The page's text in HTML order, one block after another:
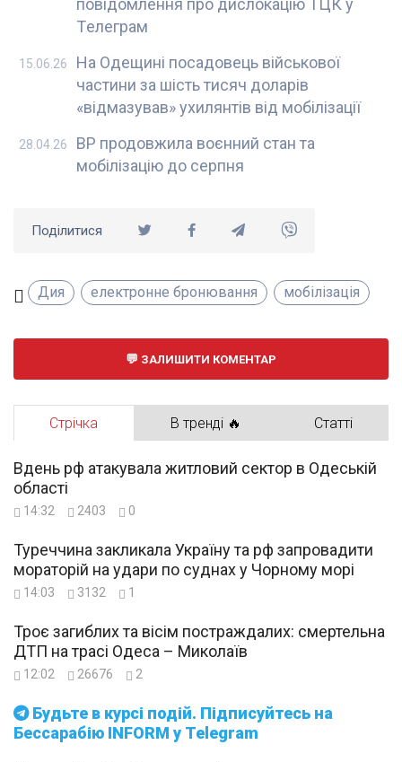
повідомлення про дислокацію ТЦК у
Tелеграм
На Одещині посадовець військової
частини за шість тисяч доларів
«відмазував» ухилянтів від мобілізації
15.06.26
ВР продовжила воєнний стан та
мобілізацію до серпня
28.04.26
Поділитися
Дия електронне бронювання мобілізація
ЗАЛИШИТИ КОМЕНТАР
Стрічка В тренді 🔥 Статті
Будьте в курсі подій. Підписуйтесь на
Бессарабію INFORM у Telegram
Вдень рф атакувала житловий сектор в Одеській
області
14:32 2403 0
Туреччина закликала Україну та рф запровадити
мораторій на удари по суднах у Чорному морі
14:03 3132 1
Троє загиблих та вісім постраждалих: смертельна
ДТП на трасі Одеса – Миколаїв
12:02 26676 2